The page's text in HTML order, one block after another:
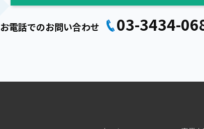
お電話でのお問い合わせ 03-3434-